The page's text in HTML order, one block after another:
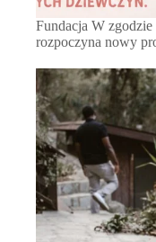
Fundacja W
rozpoczyna nowy